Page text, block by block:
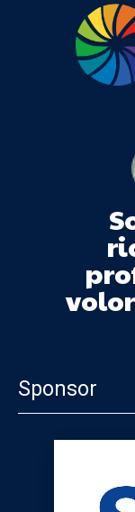
Sponsor